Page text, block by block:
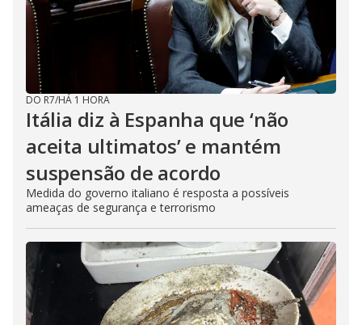
DO R7/HÁ 1 HORA
Itália diz à Espanha que ‘não
aceita ultimatos’ e mantém
suspensão de acordo
Medida do governo italiano é resposta a possíveis
ameaças de segurança e terrorismo